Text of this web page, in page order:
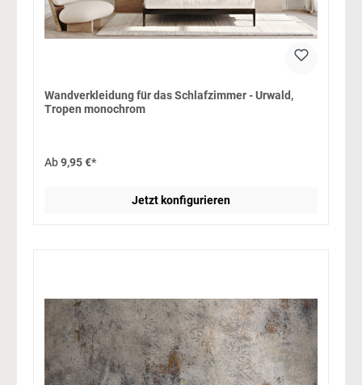
Wandverkleidung für das Schlafzimmer - Urwald,
Tropen monochrom
Ab9,95 €*
Jetzt konfigurieren